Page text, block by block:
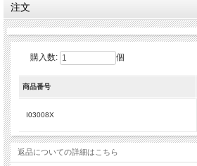
軸の直径 ： １１Φｍｍ
キャスターの交換は５個同時にされることをお勧め
取り外し・取り付けの要領はこちら→
キャスターが非常に硬くて抜けにくい、キャスター
その際はお客様ご自身での交換は不可能ですので、
注文
購入数: 個
商品番号
I03008X
返品についての詳細はこちら